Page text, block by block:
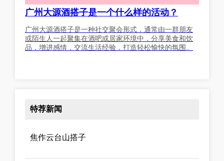
广州大源酒搭子是一个什么样的活动？
广州大源酒搭子是一种社交聚会形式，通常由一群朋友
或陌生人一起聚集在酒吧或居家环境中，分享美食和饮
品，增进感情，交流生活经验，打造轻松愉快的氛围。
特荐新闻
焦作云台山搭子